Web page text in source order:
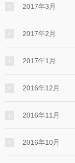
2017年3月
2017年2月
2017年1月
2016年12月
2016年11月
2016年10月